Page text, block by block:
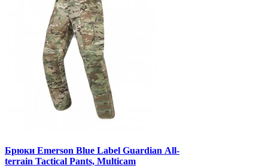
Брюки Emerson Blue Label Guardian All-
terrain Tactical Pants, Multicam